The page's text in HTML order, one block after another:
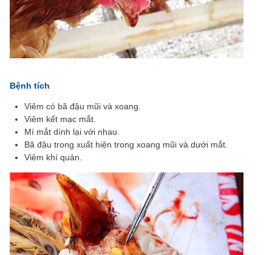
Bệnh tích
Viêm có bã đậu mũi và xoang.
Viêm kết mạc mắt.
Mí mắt dính lại với nhau.
Bã đậu trong xuất hiện trong xoang mũi và dưới mắt.
Viêm khí quản.